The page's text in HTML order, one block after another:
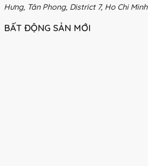
Hưng, Tân Phong, District 7, Ho Chi
BẤT ĐỘNG SẢN MỚI